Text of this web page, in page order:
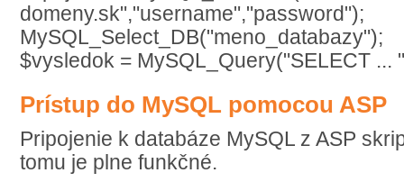
domeny.sk","username","password");
MySQL_Select_DB("meno_databazy");
$vysledok = MySQL_Query("SELECT ...
Prístup do MySQL pomocou ASP
Pripojenie k databáze MySQL z ASP
tomu je plne funkčné.